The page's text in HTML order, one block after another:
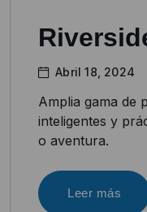
Abril 18, 2024
Amplia gama de
inteligentes y
o aventura.
Leer más